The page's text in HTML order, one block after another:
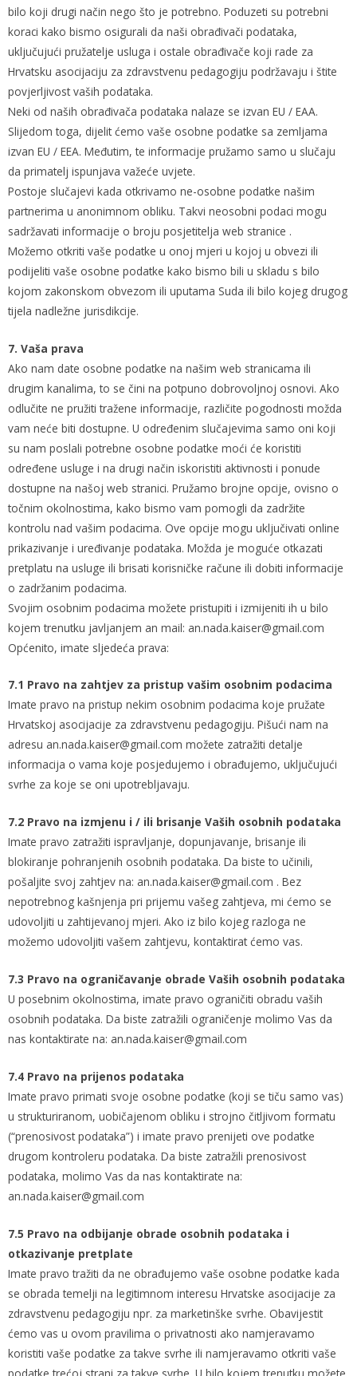
bilo koji drugi način nego što je potrebno. Poduzeti su potrebni
koraci kako bismo osigurali da naši obrađivači podataka,
uključujući pružatelje usluga i ostale obrađivače koji rade za
Hrvatsku asocijaciju za zdravstvenu pedagogiju podržavaju i štite
povjerljivost vaših podataka.
Neki od naših obrađivača podataka nalaze se izvan EU / EAA.
Slijedom toga, dijelit ćemo vaše osobne podatke sa zemljama
izvan EU / EEA. Međutim, te informacije pružamo samo u slučaju
da primatelj ispunjava važeće uvjete.
Postoje slučajevi kada otkrivamo ne-osobne podatke našim
partnerima u anonimnom obliku. Takvi neosobni podaci mogu
sadržavati informacije o broju posjetitelja web stranice .
Možemo otkriti vaše podatke u onoj mjeri u kojoj u obvezi ili
podijeliti vaše osobne podatke kako bismo bili u skladu s bilo
kojom zakonskom obvezom ili uputama Suda ili bilo kojeg drugog
tijela nadležne jurisdikcije.
7. Vaša prava
Ako nam date osobne podatke na našim web stranicama ili
drugim kanalima, to se čini na potpuno dobrovoljnoj osnovi. Ako
odlučite ne pružiti tražene informacije, različite pogodnosti možda
vam neće biti dostupne. U određenim slučajevima samo oni koji
su nam poslali potrebne osobne podatke moći će koristiti
određene usluge i na drugi način iskoristiti aktivnosti i ponude
dostupne na našoj web stranici. Pružamo brojne opcije, ovisno o
točnim okolnostima, kako bismo vam pomogli da zadržite
kontrolu nad vašim podacima. Ove opcije mogu uključivati online
prikazivanje i uređivanje podataka. Možda je moguće otkazati
pretplatu na usluge ili brisati korisničke račune ili dobiti informacije
o zadržanim podacima.
Svojim osobnim podacima možete pristupiti i izmijeniti ih u bilo
kojem trenutku javljanjem an mail: an.nada.kaiser@gmail.com
Općenito, imate sljedeća prava:
7.1 Pravo na zahtjev za pristup vašim osobnim podacima
Imate pravo na pristup nekim osobnim podacima koje pružate
Hrvatskoj asocijacije za zdravstvenu pedagogiju. Pišući nam na
adresu an.nada.kaiser@gmail.com možete zatražiti detalje
informacija o vama koje posjedujemo i obrađujemo, uključujući
svrhe za koje se oni upotrebljavaju.
7.2 Pravo na izmjenu i / ili brisanje Vaših osobnih podataka
Imate pravo zatražiti ispravljanje, dopunjavanje, brisanje ili
blokiranje pohranjenih osobnih podataka. Da biste to učinili,
pošaljite svoj zahtjev na: an.nada.kaiser@gmail.com . Bez
nepotrebnog kašnjenja pri prijemu vašeg zahtjeva, mi ćemo se
udovoljiti u zahtijevanoj mjeri. Ako iz bilo kojeg razloga ne
možemo udovoljiti vašem zahtjevu, kontaktirat ćemo vas.
7.3 Pravo na ograničavanje obrade Vaših osobnih podataka
U posebnim okolnostima, imate pravo ograničiti obradu vaših
osobnih podataka. Da biste zatražili ograničenje molimo Vas da
nas kontaktirate na: an.nada.kaiser@gmail.com
7.4 Pravo na prijenos podataka
Imate pravo primati svoje osobne podatke (koji se tiču samo vas)
u strukturiranom, uobičajenom obliku i strojno čitljivom formatu
(“prenosivost podataka”) i imate pravo prenijeti ove podatke
drugom kontroleru podataka. Da biste zatražili prenosivost
podataka, molimo Vas da nas kontaktirate na:
an.nada.kaiser@gmail.com
7.5 Pravo na odbijanje obrade osobnih podataka i
otkazivanje pretplate
Imate pravo tražiti da ne obrađujemo vaše osobne podatke kada
se obrada temelji na legitimnom interesu Hrvatske asocijacije za
zdravstvenu pedagogiju npr. za marketinške svrhe. Obavijestit
ćemo vas u ovom pravilima o privatnosti ako namjeravamo
koristiti vaše podatke za takve svrhe ili namjeravamo otkriti vaše